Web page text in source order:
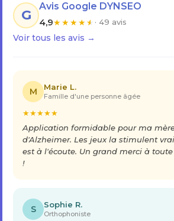
G
Avis Google DYNSEO
4,9★★★★★ · 49 avis
Voir tous les avis →
M Marie L.
Famille d'une personne âgée
★★★★★
Application formidable pour ma
d'Alzheimer. Les jeux la stimulent
est à l'écoute. Un grand merci à
!
S Sophie R.
Orthophoniste